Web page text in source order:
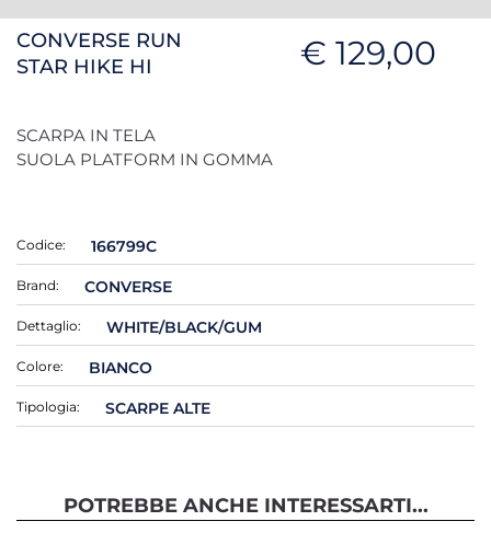
CONVERSE RUN
STAR HIKE HI
€ 129,00
SCARPA IN TELA
SUOLA PLATFORM IN GOMMA
Codice: 166799C
Brand: CONVERSE
Dettaglio: WHITE/BLACK/GUM
Colore: BIANCO
Tipologia: SCARPE ALTE
POTREBBE ANCHE INTERESSARTI...